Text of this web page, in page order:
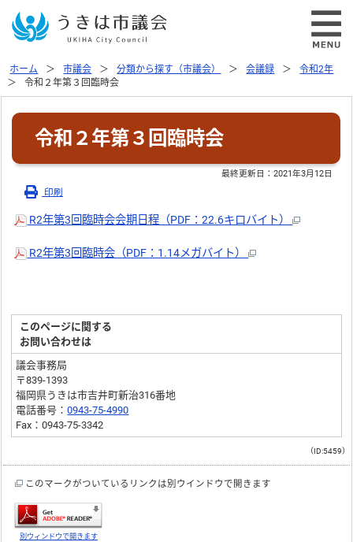
ホーム 市議会 分類から探す（市議会） 会議録
令和2年
令和２年第３回臨時会
令和２年第３回臨時会
最終更新日：2021年3月12日
印刷
R2年第3回臨時会会期日程（PDF：22.6キロバイト）
R2年第3回臨時会（PDF：1.14メガバイト）
このページに関する
お問い合わせは
議会事務局
〒839-1393
福岡県うきは市吉井町新治316番地
電話番号：0943-75-4990
Fax：0943-75-3342
（ID:5459）
このマークがついているリンクは別ウインドウで開きます
別ウィンドウで開きます